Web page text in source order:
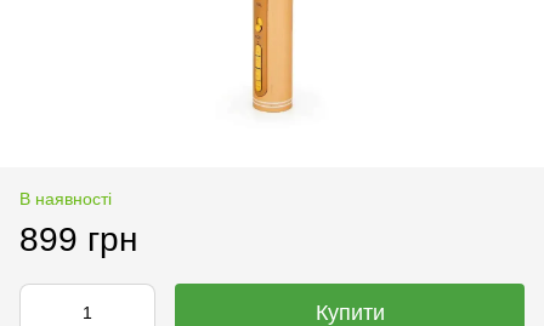
В наявності
899 грн
Купити